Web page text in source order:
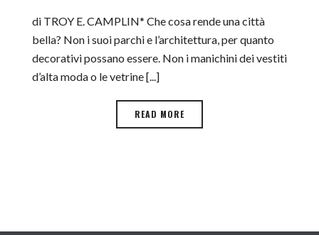
di TROY E. CAMPLIN* Che cosa rende una città
bella? Non i suoi parchi e l’architettura, per quanto
decorativi possano essere. Non i manichini dei vestiti
d’alta moda o le vetrine [...]
READ MORE